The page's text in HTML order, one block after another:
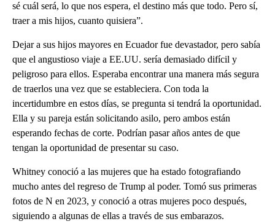
sé cuál será, lo que nos espera, el destino más que todo. Pero sí,
traer a mis hijos, cuanto quisiera”.
Dejar a sus hijos mayores en Ecuador fue devastador, pero sabía
que el angustioso viaje a EE.UU. sería demasiado difícil y
peligroso para ellos. Esperaba encontrar una manera más segura
de traerlos una vez que se estableciera. Con toda la
incertidumbre en estos días, se pregunta si tendrá la oportunidad.
Ella y su pareja están solicitando asilo, pero ambos están
esperando fechas de corte. Podrían pasar años antes de que
tengan la oportunidad de presentar su caso.
Whitney conoció a las mujeres que ha estado fotografiando
mucho antes del regreso de Trump al poder. Tomó sus primeras
fotos de N en 2023, y conoció a otras mujeres poco después,
siguiendo a algunas de ellas a través de sus embarazos.